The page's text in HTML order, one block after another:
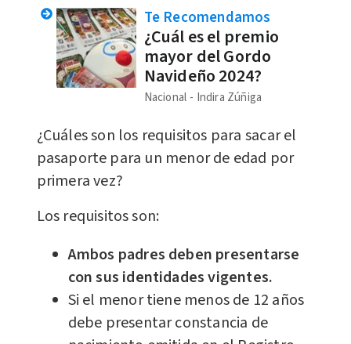
Te Recomendamos
¿Cuál es el premio
mayor del Gordo
Navideño 2024?
Nacional Indira Zúñiga
¿Cuáles son los requisitos para sacar el
pasaporte para un menor de edad por
primera vez?
Los requisitos son:
Ambos padres deben presentarse
con sus identidades vigentes.
Si el menor tiene menos de 12 años
debe presentar constancia de